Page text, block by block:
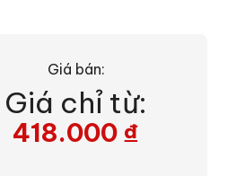
Giá bán:
Giá chỉ từ:
418.000 ₫